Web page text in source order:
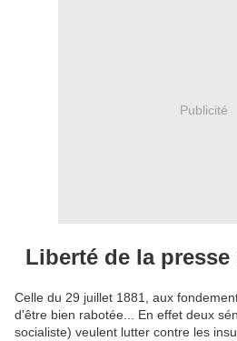
Publicité
Liberté de la
Celle du 29 juillet 1881, aux
d'être bien rabotée... En effet deux
socialiste) veulent lutter contre les